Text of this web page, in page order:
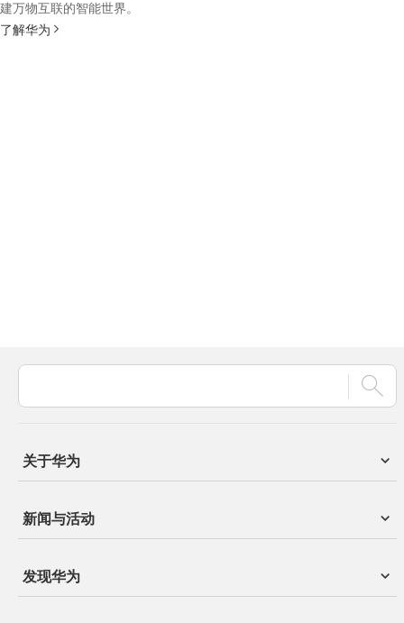
建万物互联的智能世界。
了解华为
关于华为
新闻与活动
发现华为